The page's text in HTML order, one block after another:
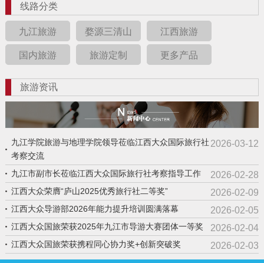
线路分类
九江旅游 婺源三清山 江西旅游
国内旅游 旅游定制 更多产品
旅游资讯
2026-03-12
九江学院旅游与地理学院领导莅临江西大众国际旅行社
考察交流
2026-02-28
九江市副市长莅临江西大众国际旅行社考察指导工作
2026-02-09
江西大众荣膺“庐山2025优秀旅行社二等奖”
2026-02-05
江西大众导游部2026年能力提升培训圆满落幕
2026-02-04
江西大众国旅荣获2025年九江市导游大赛团体一等奖
2026-02-03
江西大众国旅荣获携程同心协力奖+创新突破奖